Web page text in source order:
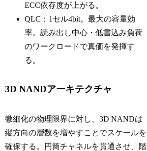
ECC依存度が上がる。
QLC：1セル4bit。最大の容量効
率。読み出し中心・低書込み負荷
のワークロードで真価を発揮す
る。
3D NANDアーキテクチャ
微細化の物理限界に対し、3D NANDは
縦方向の層数を増やすことでスケールを
確保する。円筒チャネルを貫通させ、階